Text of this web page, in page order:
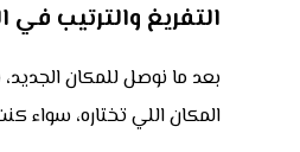
التفريغ والترتيب في
بعد ما نوصل للمكان الجديد،
المكان اللي تختاره، سواء